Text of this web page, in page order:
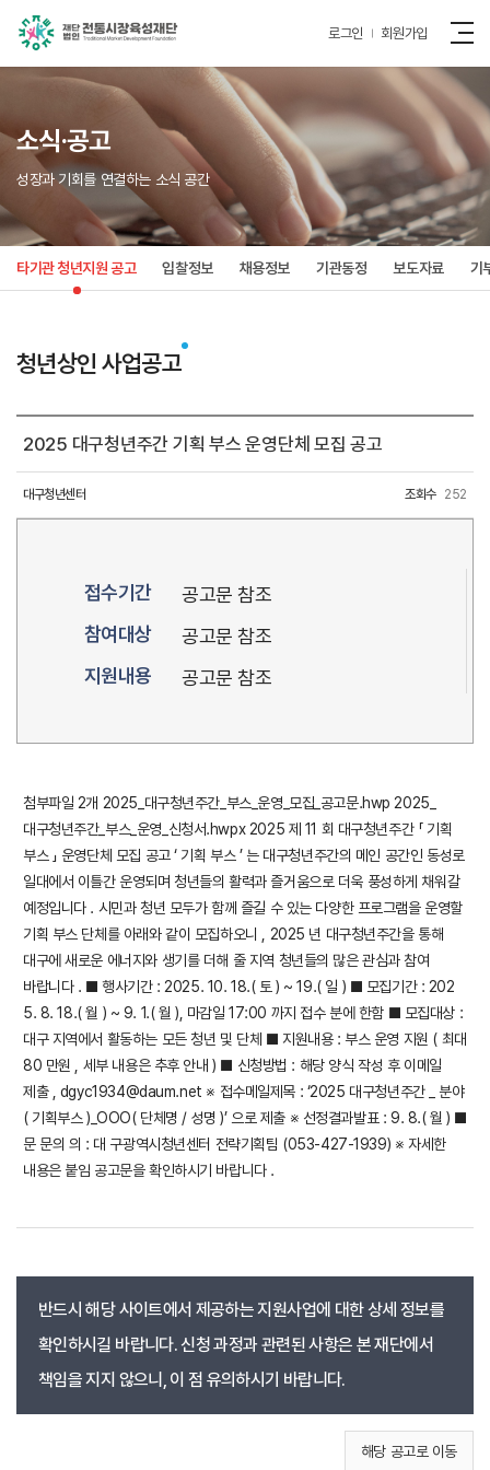
로그인 회원가입
소식·공고
성장과 기회를 연결하는 소식 공간
타기관 청년지원 공고 입찰정보 채용정보 기관동정 보도자료 기
청년상인 사업공고
2025 대구청년주간 기획 부스 운영단체 모집 공고
대구청년센터 조회수 252
접수기간
공고문 참조
참여대상
공고문 참조
지원내용
공고문 참조
첨부파일 2개 2025_대구청년주간_부스_운영_모집_공고문.hwp 2025_
대구청년주간_부스_운영_신청서.hwpx 2025 제 11 회 대구청년주간 「 기획
부스 」 운영단체 모집 공고 ‘ 기획 부스 ’ 는 대구청년주간의 메인 공간인 동성로
일대에서 이틀간 운영되며 청년들의 활력과 즐거움으로 더욱 풍성하게 채워갈
예정입니다 . 시민과 청년 모두가 함께 즐길 수 있는 다양한 프로그램을 운영할
기획 부스 단체를 아래와 같이 모집하오니 , 2025 년 대구청년주간을 통해
대구에 새로운 에너지와 생기를 더해 줄 지역 청년들의 많은 관심과 참여
바랍니다 . ■ 행사기간 : 2025. 10. 18.( 토 ) ~ 19.( 일 ) ■ 모집기간 : 202
5. 8. 18.( 월 ) ~ 9. 1.( 월 ), 마감일 17:00 까지 접수 분에 한함 ■ 모집대상 :
대구 지역에서 활동하는 모든 청년 및 단체 ■ 지원내용 : 부스 운영 지원 ( 최대
80 만원 , 세부 내용은 추후 안내 ) ■ 신청방법 : 해당 양식 작성 후 이메일
제출 , dgyc1934@daum.net ※ 접수메일제목 : ‘2025 대구청년주간 _ 분야
( 기획부스 )_OOO( 단체명 / 성명 )’ 으로 제출 ※ 선정결과발표 : 9. 8.( 월 ) ■
문 문의 의 : 대 구광역시청년센터 전략기획팀 (053-427-1939) ※ 자세한
내용은 붙임 공고문을 확인하시기 바랍니다 .
반드시 해당 사이트에서 제공하는 지원사업에 대한 상세 정보를
확인하시길 바랍니다. 신청 과정과 관련된 사항은 본 재단에서
책임을 지지 않으니, 이 점 유의하시기 바랍니다.
해당 공고로 이동